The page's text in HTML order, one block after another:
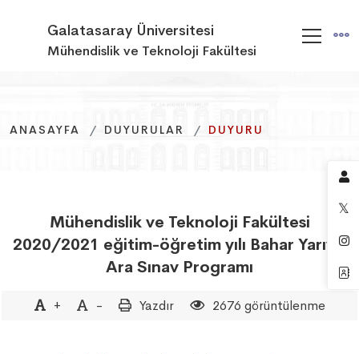
Galatasaray Üniversitesi
Mühendislik ve Teknoloji Fakültesi
ANASAYFA DUYURULAR DUYURU
ANASAYFA DUYURULAR DUYURU
ANASAYFA DUYURULAR DUYURU
Mühendislik ve Teknoloji Fakültesi
2020/2021 eğitim-öğretim yılı Bahar Yarıyılı
Ara Sınav Programı
+ - Yazdır 2676 görüntülenme